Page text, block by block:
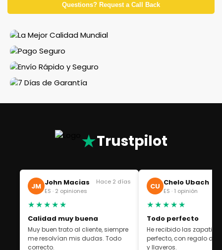
Questions? Request a Call Back
★Trustpilot
JM John Macias
ES · 2 opiniones
Hace 2 días
★★★★★
Calidad muy buena
Muy buen trato al cliente, siempre
me resolvían mis dudas. Todo
correcto.
CU Chelo Ubach
ES · 1 opinión
★★★★★
Todo perfecto
He recibido las
perfecto, con regalo de
y llaveros.